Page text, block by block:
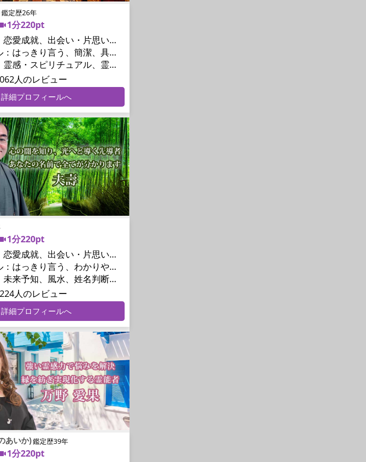
鑑定歴26年
1分220pt
恋愛成就、出会い・片思い、相手の気持ち、相性、結婚、男心・女心、二人の今後、複雑な恋愛、三角関係、浮気、不倫、復活愛、復縁、離婚、同性愛・LGBT、人間関係、職場の人間関係、対人関係、仕事運、適職、天職、転職、進路、就職、人生全般、使命、経営相談、人事、開業、夢、目標、ビジネスチャンス、ビジネスパートナー、パワーハラスメント、セクシャルハラスメント、家族関係、夫婦関係、家庭問題、夫婦問題、親族問題、育児・子育て、シングルマザー、相続関係、美容、心の問題、トラウマ、ストレス、人生相談、霊的問題、ご先祖様、守護霊様、魂の本質、前世、来世、引越し・転居、方位、開運指導、健康運、金運、金銭トラブル、ご近所問題
はっきり言う、簡潔、具体的、的確、情報量が多い、友達のように相談できる、聞き上手、とても話しやすい、愛にあふれ温かい、深く濃厚、勇気をくれる、前向き・元気になれる、実力派
霊感・スピリチュアル、霊視、未来予知、前世・来世、波動修正、タロット、オラクルカード、風水、占星術、カウンセリング
人のレビュー
詳細プロフィールへ
1分220pt
恋愛成就、出会い・片思い、相手の気持ち、相性、縁結び、結婚、男心・女心、二人の今後、複雑な恋愛、三角関係、略奪愛、浮気、不倫、復活愛、復縁、離婚、同性愛・LGBT、人間関係、職場の人間関係、対人関係、仕事運、適職、転職、進路、人生全般、人事、開業、廃業、目標、家族関係、夫婦関係、家庭問題、夫婦問題、親族問題、育児・子育て、シングルマザー、引越し・転居、方位、開運指導、健康運、金運
はっきり言う、わかりやすい、スピード鑑定、簡潔、具体的、的確、納得感、情報量が多い、友達のように相談できる、聞き上手、とても話しやすい、じっくり聞いてくれる、愛にあふれ温かい、深く濃厚、勇気をくれる、前向き・元気になれる、実力派
未来予知、風水、姓名判断、九星気学、占星術、数秘術、陰陽五行、手相、カウンセリング、オリジナル占術
人のレビュー
詳細プロフィールへ
あいか)鑑定歴39年
1分220pt